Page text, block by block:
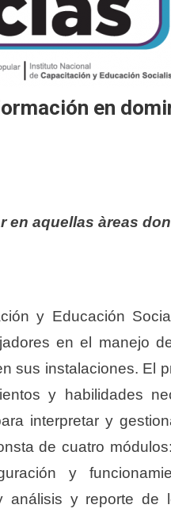
en
en aquellas àreas
y Educación
en el manejo
sus instalaciones. El
y habilidades
interpretar y
de cuatro
y
análisis y reporte de